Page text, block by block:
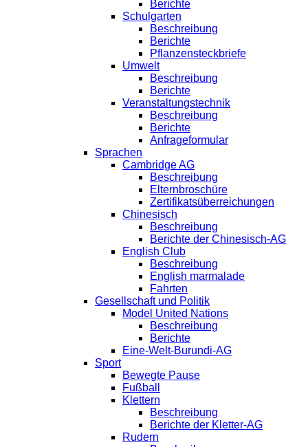
Berichte
Schulgarten
Beschreibung
Berichte
Pflanzensteckbriefe
Umwelt
Beschreibung
Berichte
Veranstaltungstechnik
Beschreibung
Berichte
Anfrageformular
Sprachen
Cambridge AG
Beschreibung
Elternbroschüre
Zertifikatsüberreichungen
Chinesisch
Beschreibung
Berichte der Chinesisch-AG
English Club
Beschreibung
English marmalade
Fahrten
Gesellschaft und Politik
Model United Nations
Beschreibung
Berichte
Eine-Welt-Burundi-AG
Sport
Bewegte Pause
Fußball
Klettern
Beschreibung
Berichte der Kletter-AG
Rudern